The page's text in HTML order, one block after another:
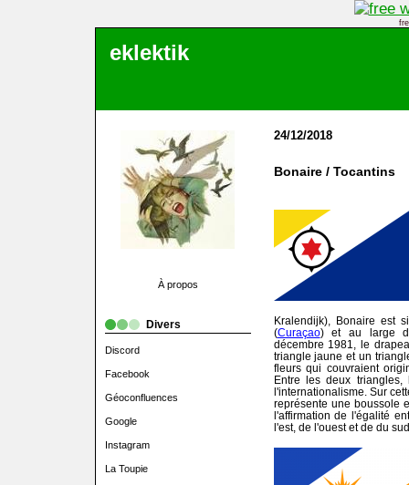
eklektik
À propos
Divers
Discord
Facebook
Géoconfluences
Google
Instagram
La Toupie
24/12/2018
Bonaire / Tocantins
Kralendijk), Bonaire est
(Curaçao) et au large
décembre 1981, le
triangle jaune et un
fleurs qui couvraient
Entre les deux
l'internationalisme. Sur
représente une boussole
l'affirmation de l'égalité
l'est, de l'ouest et de du